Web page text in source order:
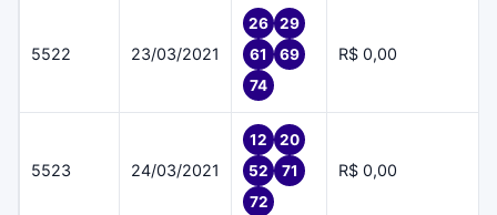
5522 23/03/2021
26
29
61
69
74
R$ 0,00
5523 24/03/2021
12
20
52
71
72
R$ 0,00